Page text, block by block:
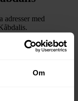
Om
adresser med
.
, och på hur
Tabellen nedan
med erbjudanden